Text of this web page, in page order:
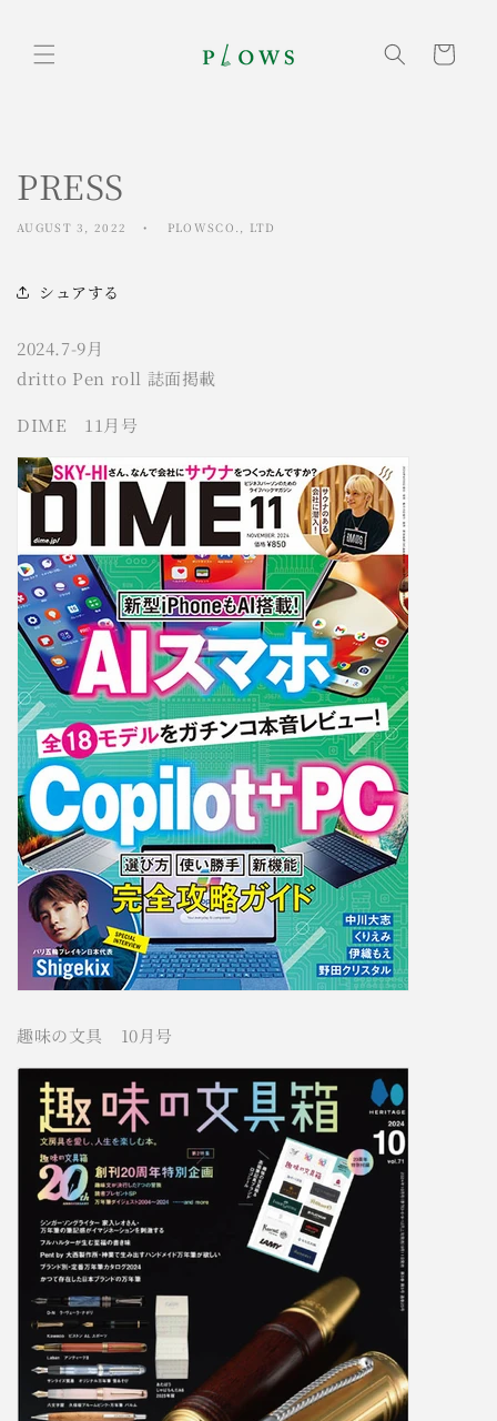
Cart
PRESS
AUGUST 3, 2022 PLOWSCO., LTD
シュアする
2024.7-9月
dritto Pen roll 誌面掲載
DIME 11月号
趣味の文具 10月号